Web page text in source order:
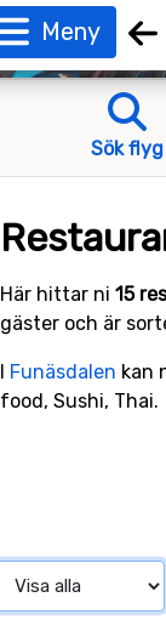
Meny
Sök flyg
Här hittar ni 15
gäster och är
I Funäsdalen kan
food, Sushi, Thai.